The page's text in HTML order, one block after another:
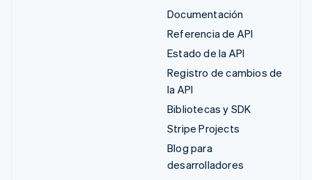
Documentación
Referencia de API
Estado de la API
Registro de cambios de
la API
Bibliotecas y SDK
Stripe Projects
Blog para
desarrolladores